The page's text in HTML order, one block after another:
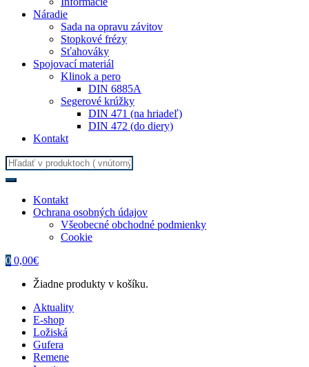
Náradie
Sada na opravu závitov
Stopkové frézy
Sťahováky
Spojovací materiál
Klinok a pero
DIN 6885A
Segerové krúžky
DIN 471 (na hriadeľ)
DIN 472 (do diery)
Kontakt
Search
for:
Kontakt
Ochrana osobných údajov
Všeobecné obchodné podmienky
Cookie
0 0,00€
Žiadne produkty v košíku.
Aktuality
E-shop
Ložiská
Gufera
Remene